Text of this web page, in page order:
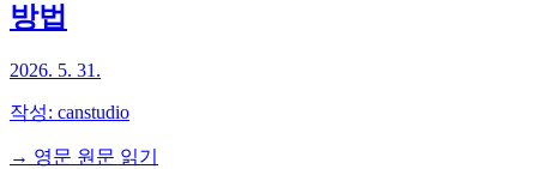
방법
2026. 5. 31.
작성: canstudio
→ 영문 원문 읽기